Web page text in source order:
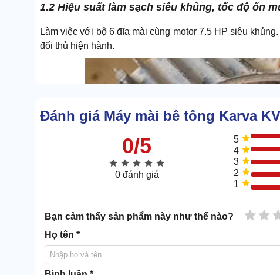
1.2 Hiệu suất làm sạch siêu khủng, tốc độ ổn
Làm việc với bộ 6 đĩa mài cùng motor 7.5 HP siêu
đối thủ hiện hành.
Đánh giá Máy mài bê tông Karva
0/5
0 đánh giá
5
4
3
2
1
Bạn cảm thấy sản phẩm này như thế nào? 2
1 sao
Họ tên *